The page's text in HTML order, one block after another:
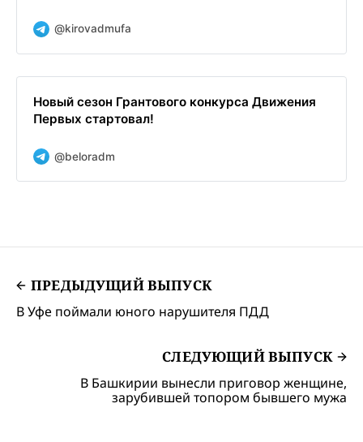
@kirovadmufa
Новый сезон Грантового конкурса Движения
Первых стартовал!
@beloradm
ПРЕДЫДУЩИЙ ВЫПУСК
В Уфе поймали юного нарушителя ПДД
СЛЕДУЮЩИЙ ВЫПУСК
В Башкирии вынесли приговор женщине,
зарубившей топором бывшего мужа